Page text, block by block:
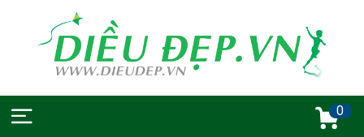
0